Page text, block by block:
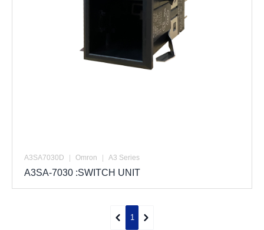
A3SA7030D Omron A3 Series
A3SA-7030 :SWITCH UNIT
1